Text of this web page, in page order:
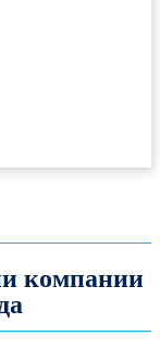
компании